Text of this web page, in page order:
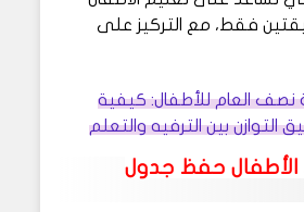
فقط، مع التركيز على
نصف العام للأطفال: كيفية
التوازن بين الترفيه والتعلم
حفظ جدول